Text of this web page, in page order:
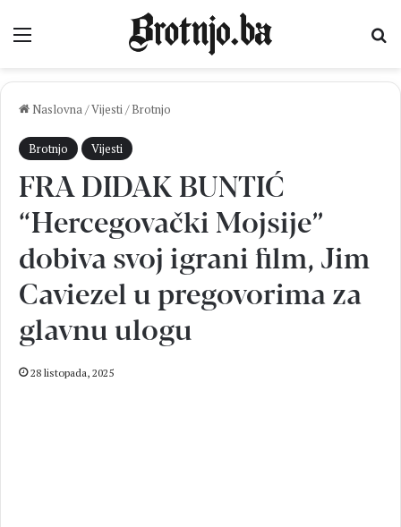
Izbornik
Naslovna/Vijesti/ Brotnjo
Brotnjo Vijesti
FRA DIDAK BUNTIĆ
“Hercegovački Mojsije”
dobiva svoj igrani film, Jim
Caviezel u pregovorima za
glavnu ulogu
28 listopada, 2025